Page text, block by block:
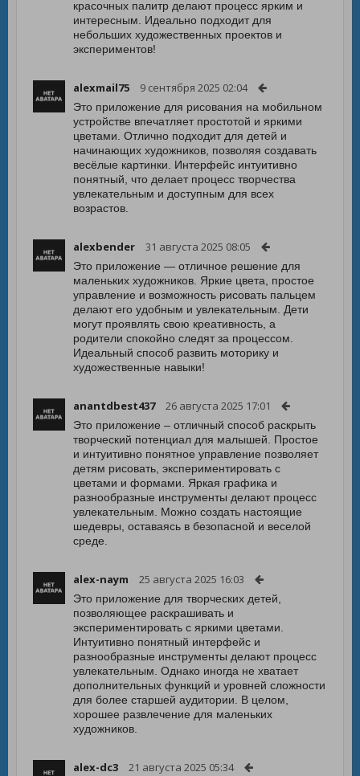
красочных палитр делают процесс ярким и
интересным. Идеально подходит для
небольших художественных проектов и
экспериментов!
alexmail75 9 сентября 2025 02:04
Это приложение для рисования на мобильном
устройстве впечатляет простотой и яркими
цветами. Отлично подходит для детей и
начинающих художников, позволяя создавать
весёлые картинки. Интерфейс интуитивно
понятный, что делает процесс творчества
увлекательным и доступным для всех
возрастов.
alexbender 31 августа 2025 08:05
Это приложение — отличное решение для
маленьких художников. Яркие цвета, простое
управление и возможность рисовать пальцем
делают его удобным и увлекательным. Дети
могут проявлять свою креативность, а
родители спокойно следят за процессом.
Идеальный способ развить моторику и
художественные навыки!
anantdbest437 26 августа 2025 17:01
Это приложение – отличный способ раскрыть
творческий потенциал для малышей. Простое
и интуитивно понятное управление позволяет
детям рисовать, экспериментировать с
цветами и формами. Яркая графика и
разнообразные инструменты делают процесс
увлекательным. Можно создать настоящие
шедевры, оставаясь в безопасной и веселой
среде.
alex-naym 25 августа 2025 16:03
Это приложение для творческих детей,
позволяющее раскрашивать и
экспериментировать с яркими цветами.
Интуитивно понятный интерфейс и
разнообразные инструменты делают процесс
увлекательным. Однако иногда не хватает
дополнительных функций и уровней сложности
для более старшей аудитории. В целом,
хорошее развлечение для маленьких
художников.
alex-dc3 21 августа 2025 05:34